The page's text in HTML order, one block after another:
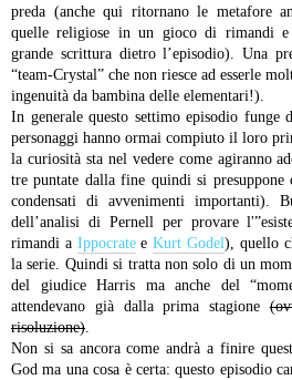
preda (anche qui ritornano le metafore
quelle religiose in un gioco di rimandi
grande scrittura dietro l’episodio). Una
“team-Crystal” che non riesce ad esserle
ingenuità da bambina delle elementari!).
In generale questo settimo episodio funge
personaggi hanno ormai compiuto il loro
la curiosità sta nel vedere come agiranno
tre puntate dalla fine quindi si presuppone
condensati di avvenimenti importanti).
dell’analisi di Pernell per provare
rimandi a IppocrateeKurt Godel), quello
la serie. Quindi si tratta non solo di un
del giudice Harris ma anche del
attendevano già dalla prima stagione
risoluzione)
Non si sa ancora come andrà a finire
God ma una cosa è certa: questo episodio